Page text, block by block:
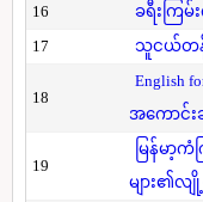
16
ခရီးကြ
17
သူငယ်တန်
18
English
အကောင်း
19
မြန်မာ့
များ၏လ